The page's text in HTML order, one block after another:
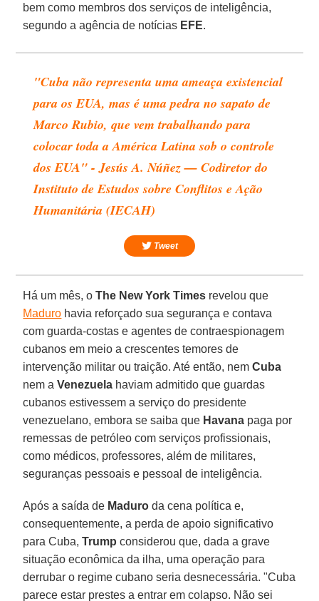
bem como membros dos serviços de inteligência,
segundo a agência de notícias EFE.
"Cuba não representa uma ameaça existencial
para os EUA, mas é uma pedra no sapato de
Marco Rubio, que vem trabalhando para
colocar toda a América Latina sob o controle
dos EUA" - Jesús A. Núñez — Codiretor do
Instituto de Estudos sobre Conflitos e Ação
Humanitária (IECAH)
Tweet
Há um mês, oThe New York Times revelou que
Maduro havia reforçado sua segurança e contava
com guarda-costas e agentes de contraespionagem
cubanos em meio a crescentes temores de
intervenção militar ou traição. Até então, nemCuba
nem aVenezuela haviam admitido que guardas
cubanos estivessem a serviço do presidente
venezuelano, embora se saiba que Havana paga por
remessas de petróleo com serviços profissionais,
como médicos, professores, além de militares,
seguranças pessoais e pessoal de inteligência.
Após a saída de Maduro da cena política e,
consequentemente, a perda de apoio significativo
para Cuba,Trump considerou que, dada a grave
situação econômica da ilha, uma operação para
derrubar o regime cubano seria desnecessária. "Cuba
parece estar prestes a entrar em colapso. Não sei